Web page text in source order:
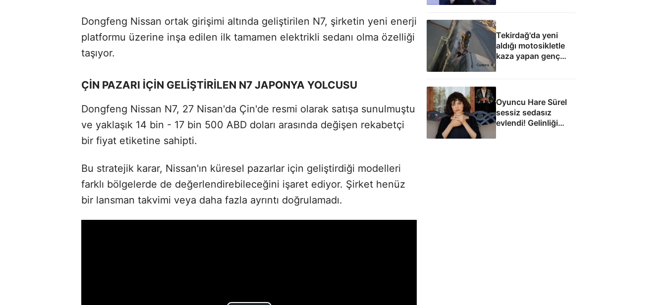
Dongfeng Nissan ortak girişimi altında geliştirilen N7, şirketin yeni enerji
platformu üzerine inşa edilen ilk tamamen elektrikli sedanı olma özelliği
taşıyor.
ÇİN PAZARI İÇİN GELİŞTİRİLEN N7 JAPONYA YOLCUSU
Dongfeng Nissan N7, 27 Nisan'da Çin'de resmi olarak satışa sunulmuştu
ve yaklaşık 14 bin - 17 bin 500 ABD doları arasında değişen rekabetçi
bir fiyat etiketine sahipti.
Bu stratejik karar, Nissan'ın küresel pazarlar için geliştirdiği modelleri
farklı bölgelerde de değerlendirebileceğini işaret ediyor. Şirket henüz
bir lansman takvimi veya daha fazla ayrıntı doğrulamadı.
Tekirdağ'da yeni
aldığı motosikletle
kaza yapan genç
can verdi
Oyuncu Hare Sürel
sessiz sedasız
evlendi! Gelinliği